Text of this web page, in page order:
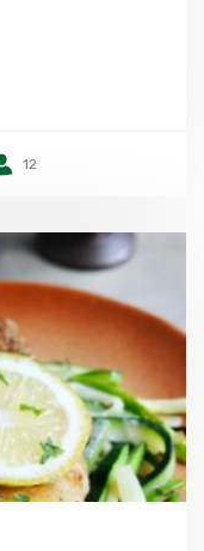
12